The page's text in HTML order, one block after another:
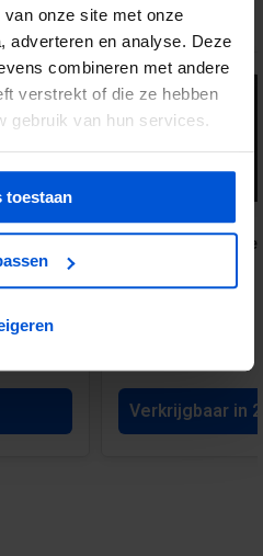
onze site met onze
adverteren en analyse. Deze
combineren met andere
verstrekt of die ze hebben
gebruik van hun services.
toestaan
Oak
Elephant
Verkrijgbaar in